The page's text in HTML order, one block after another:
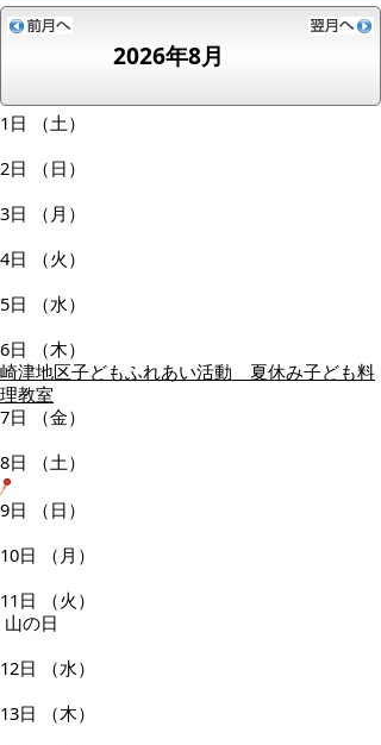
2026年8月
1日
（土）
2日
（日）
3日
（月）
4日
（火）
5日
（水）
6日
（木）
崎津地区子どもふれあい活動 夏休み子ども料
理教室
7日
（金）
8日
（土）
9日
（日）
10日
（月）
11日
（火）
山の日
12日
（水）
13日
（木）